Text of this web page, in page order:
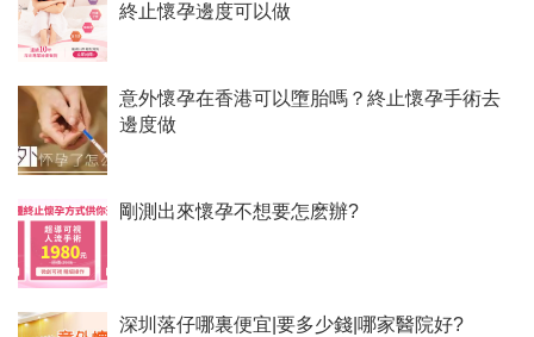
終止懷孕邊度可以做
意外懷孕在香港可以墮胎嗎？終止懷孕手術去
邊度做
剛測出來懷孕不想要怎麽辦?
深圳落仔哪裏便宜|要多少錢|哪家醫院好?